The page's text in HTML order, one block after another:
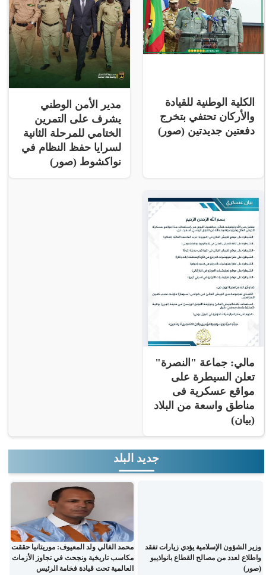
الكلية الوطنية للقيادة
والأركان تحتفي بتخرج
دفعتين جديدتين (صور)
مدير الأمن الوطني
يشرف على التمرين
الختامي للمرحلة الثانية
لسرايا حفظ النظام في
نواكشوط (صور)
مالي: جماعة "النصرة"
تعلن السيطرة على
مواقع عسكرية فى
مناطق واسعة من البلاد
(بيان)
جديد البلد
وزير الشؤون الإسلامية يؤدي زيارات تفقد
واطلاع لعدد من مصالح القطاع بانواذيبو
(صور)
محمد الغالي ولد المعيوف: موريتانيا حققت
مكاسب تاريخية ونجحت في تجاوز الأزمات
العالمية تحت قيادة فخامة الرئيس